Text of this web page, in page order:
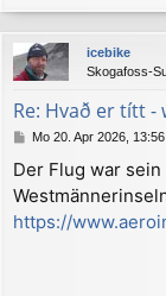
icebike
Skogafoss-
Re: Hvað er títt -
B
i
t
a
Mo 20. Apr 2026, 13:56
Der Flug war
https://